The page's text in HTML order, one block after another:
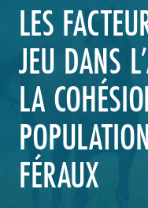
LES
JEU DANS
LA
FÉRAUX